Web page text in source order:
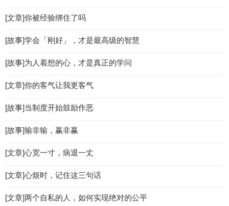
[文章]你被经验绑住了吗
[故事]学会「刚好」，才是最高级的智慧
[故事]为人着想的心，才是真正的学问
[文章]你的客气让我更客气
[故事]当制度开始鼓励作恶
[故事]输非输，赢非赢
[文章]心宽一寸，病退一丈
[文章]心烦时，记住这三句话
[文章]两个自私的人，如何实现绝对的公平